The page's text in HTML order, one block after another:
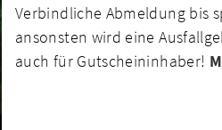
Verbindliche Abmeldung bis
ansonsten wird eine
auch für Gutscheininhaber!